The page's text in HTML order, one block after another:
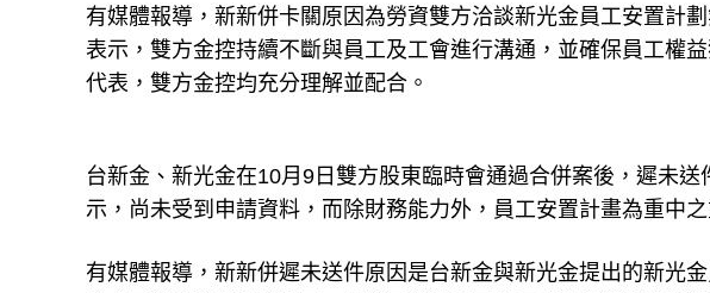
有媒體報導，新新併卡關原因為勞資雙方洽談新光金員工安置計
表示，雙方金控持續不斷與員工及工會進行溝通，並確保員工權
代表，雙方金控均充分理解並配合。
台新金、新光金在10月9日雙方股東臨時會通過合併案後，遲未
示，尚未受到申請資料，而除財務能力外，員工安置計畫為重中之
有媒體報導，新新併遲未送件原因是台新金與新光金提出的新光